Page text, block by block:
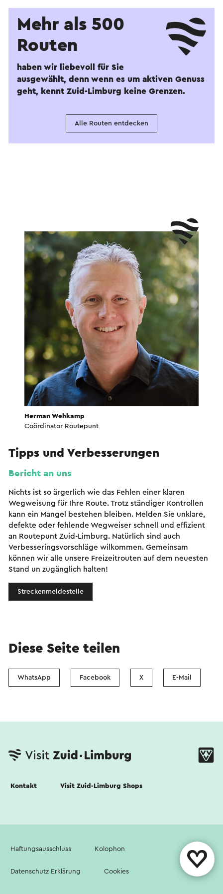
Mehr als 500
Routen
haben wir liebevoll für Sie
ausgewählt, denn wenn es um aktiven Genuss
geht, kennt Zuid-Limburg keine Grenzen.
Alle Routen entdecken
Herman Wehkamp
Coördinator Routepunt
Tipps und Verbesserungen
Bericht an uns
Nichts ist so ärgerlich wie das Fehlen einer klaren
Wegweisung für Ihre Route. Trotz ständiger Kontrollen
kann ein Mangel bestehen bleiben. Melden Sie unklare,
defekte oder fehlende Wegweiser schnell und effizient
an Routepunt Zuid-Limburg. Natürlich sind auch
Verbesseringsvorschläge wilkommen. Gemeinsam
können wir alle unsere Freizeitrouten auf dem neuesten
Stand un zugänglich halten!
Streckenmeldestelle
Diese Seite teilen
WhatsApp Facebook X E-Mail
Kontakt Visit Zuid-Limburg Shops
Haftungsausschluss Kolophon
Datenschutz Erklärung Cookies